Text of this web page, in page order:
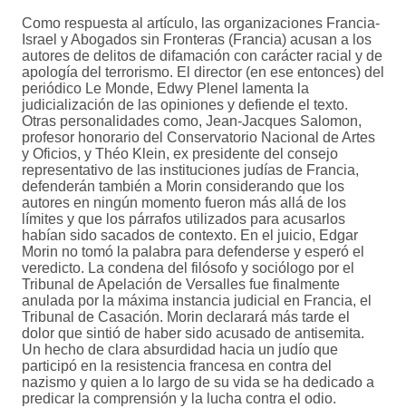
Como respuesta al artículo, las organizaciones Francia-
Israel y Abogados sin Fronteras (Francia) acusan a los
autores de delitos de difamación con carácter racial y de
apología del terrorismo. El director (en ese entonces) del
periódico Le Monde, Edwy Plenel lamenta la
judicialización de las opiniones y defiende el texto.
Otras personalidades como, Jean-Jacques Salomon,
profesor honorario del Conservatorio Nacional de Artes
y Oficios, y Théo Klein, ex presidente del consejo
representativo de las instituciones judías de Francia,
defenderán también a Morin considerando que los
autores en ningún momento fueron más allá de los
límites y que los párrafos utilizados para acusarlos
habían sido sacados de contexto. En el juicio, Edgar
Morin no tomó la palabra para defenderse y esperó el
veredicto. La condena del filósofo y sociólogo por el
Tribunal de Apelación de Versalles fue finalmente
anulada por la máxima instancia judicial en Francia, el
Tribunal de Casación. Morin declarará más tarde el
dolor que sintió de haber sido acusado de antisemita.
Un hecho de clara absurdidad hacia un judío que
participó en la resistencia francesa en contra del
nazismo y quien a lo largo de su vida se ha dedicado a
predicar la comprensión y la lucha contra el odio.